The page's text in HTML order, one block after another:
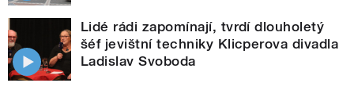
Lidé rádi zapomínají, tvrdí dlouholetý
šéf jevištní techniky Klicperova divadla
Ladislav Svoboda